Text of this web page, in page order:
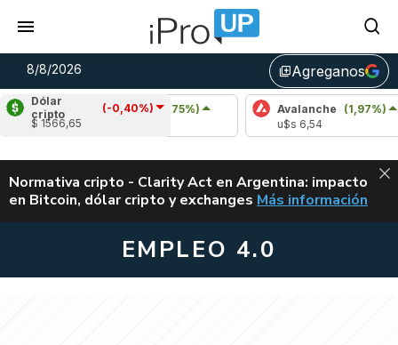
8/8/2026 library_addAgreganos
Dólar
cripto
(-0,40%)
$ 1566,65
Cardano
(0,75%)
u$s 0,20
Avalanche
(1,97%)
ALERTA
Normativa cripto - Clarity Act en Argentina: impacto
en Bitcoin, dólar cripto y exchanges CLARITY ACT EN
Más información
EMPLEO 4.0